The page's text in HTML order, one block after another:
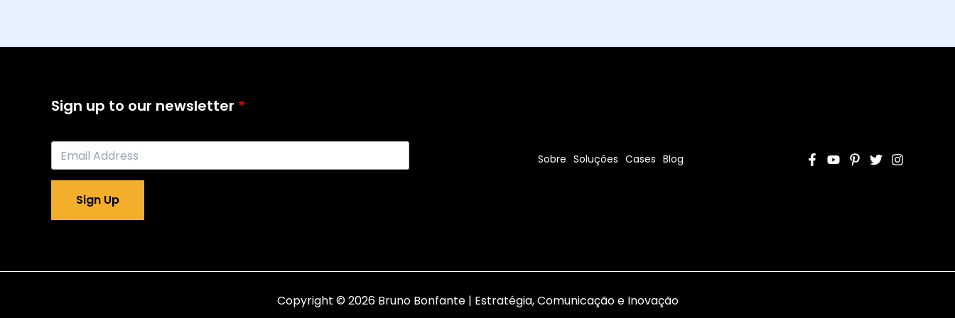
Sign up to our newsletter
Sign Up
Sobre Soluções Cases Blog
Copyright © 2026 Bruno Bonfante | Estratégia, Comunicação e Inovação